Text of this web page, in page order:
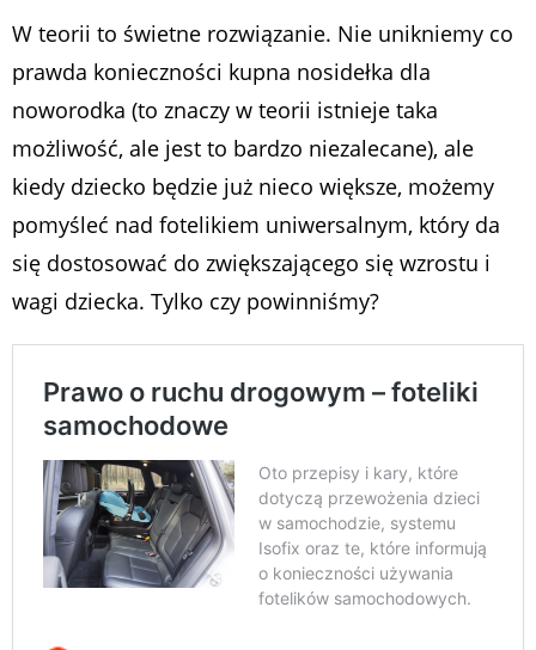
W teorii to świetne rozwiązanie. Nie unikniemy co
prawda konieczności kupna nosidełka dla
noworodka (to znaczy w teorii istnieje taka
możliwość, ale jest to bardzo niezalecane), ale
kiedy dziecko będzie już nieco większe, możemy
pomyśleć nad fotelikiem uniwersalnym, który da
się dostosować do zwiększającego się wzrostu i
wagi dziecka. Tylko czy powinniśmy?